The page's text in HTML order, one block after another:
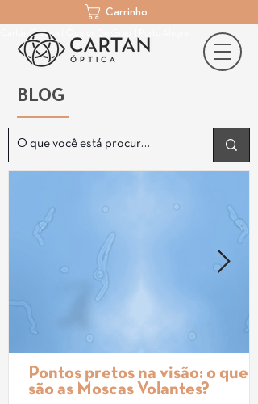
Cartan Óptica | Óculos De Grau | Porto Alegre
Carrinho
BLOG
Pontos pretos na visão: o que
são as Moscas Volantes?